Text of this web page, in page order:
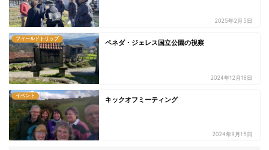
2025年2月5日
フィールドトリップ
ペネダ・ジェレス国立公園の視察
2024年12月18日
イベント
キックオフミーティング
2024年9月15日